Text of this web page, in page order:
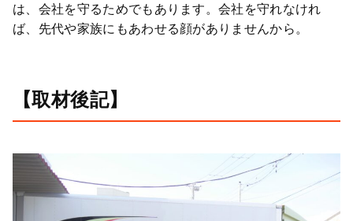
は、会社を守るためでもあります。会社を守れなけれ
ば、先代や家族にもあわせる顔がありませんから。
【取材後記】